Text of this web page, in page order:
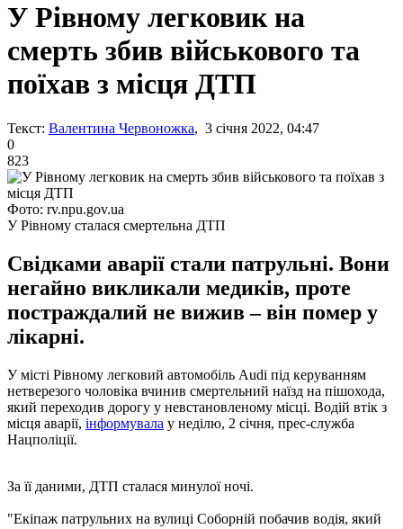
У Рівному легковик на
смерть збив військового та
поїхав з місця ДТП
Текст: Валентина Червоножка, 3 січня 2022, 04:47
0
823
Фото: rv.npu.gov.ua
У Рівному сталася смертельна ДТП
Свідками аварії стали патрульні. Вони
негайно викликали медиків, проте
постраждалий не вижив – він помер у
лікарні.
У місті Рівному легковий автомобіль Audi під керуванням
нетверезого чоловіка вчинив смертельний наїзд на пішохода,
який переходив дорогу у невстановленому місці. Водій втік з
місця аварії, інформувала у неділю, 2 січня, прес-служба
Нацполіції.
За її даними, ДТП сталася минулої ночі.
"Екіпаж патрульних на вулиці Соборній побачив водія, який